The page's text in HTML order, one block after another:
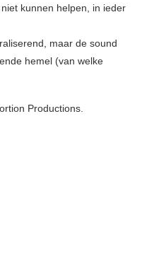
kunnen helpen, in ieder
maar de sound
hemel (van welke
Productions.